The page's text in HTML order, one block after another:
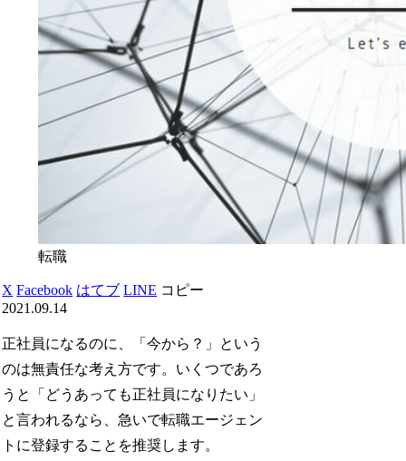
転職
X Facebook はてブ LINE コピー
2021.09.14
正社員になるのに、「今から？」という
のは無責任な考え方です。いくつであろ
うと「どうあっても正社員になりたい」
と言われるなら、急いで転職エージェン
トに登録することを推奨します。